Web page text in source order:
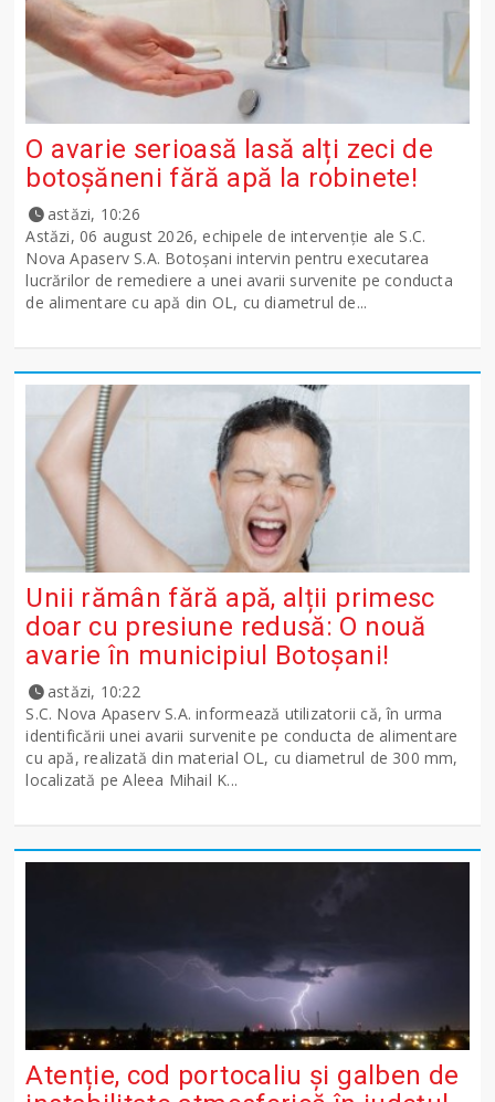
O avarie serioasă lasă alți zeci de
botoșăneni fără apă la robinete!
astăzi, 10:26
Astăzi, 06 august 2026, echipele de intervenție ale S.C.
Nova Apaserv S.A. Botoșani intervin pentru executarea
lucrărilor de remediere a unei avarii survenite pe conducta
de alimentare cu apă din OL, cu diametrul de...
Unii rămân fără apă, alții primesc
doar cu presiune redusă: O nouă
avarie în municipiul Botoșani!
astăzi, 10:22
S.C. Nova Apaserv S.A. informează utilizatorii că, în urma
identificării unei avarii survenite pe conducta de alimentare
cu apă, realizată din material OL, cu diametrul de 300 mm,
localizată pe Aleea Mihail K...
Atenție, cod portocaliu și galben de